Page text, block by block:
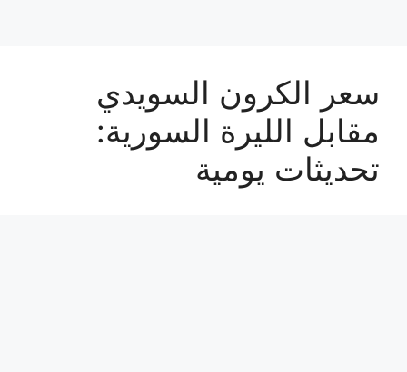
سعر الكرون السويدي
مقابل الليرة السورية:
تحديثات يومية